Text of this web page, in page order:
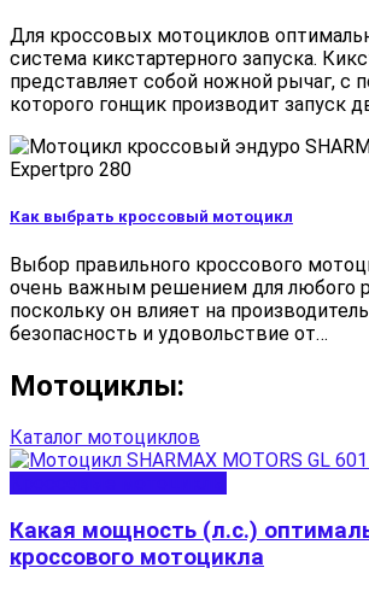
Для кроссовых мотоциклов
система кикстартерного запуска.
представляет собой ножной рычаг, с
которого гонщик производит запуск
Как выбрать кроссовый мотоцикл
Выбор правильного кроссового
очень важным решением для любого
поскольку он влияет на
безопасность и удовольствие от…
Мотоциклы:
Каталог мотоциклов
Какая мощность (л.с.)
кроссового мотоцикла